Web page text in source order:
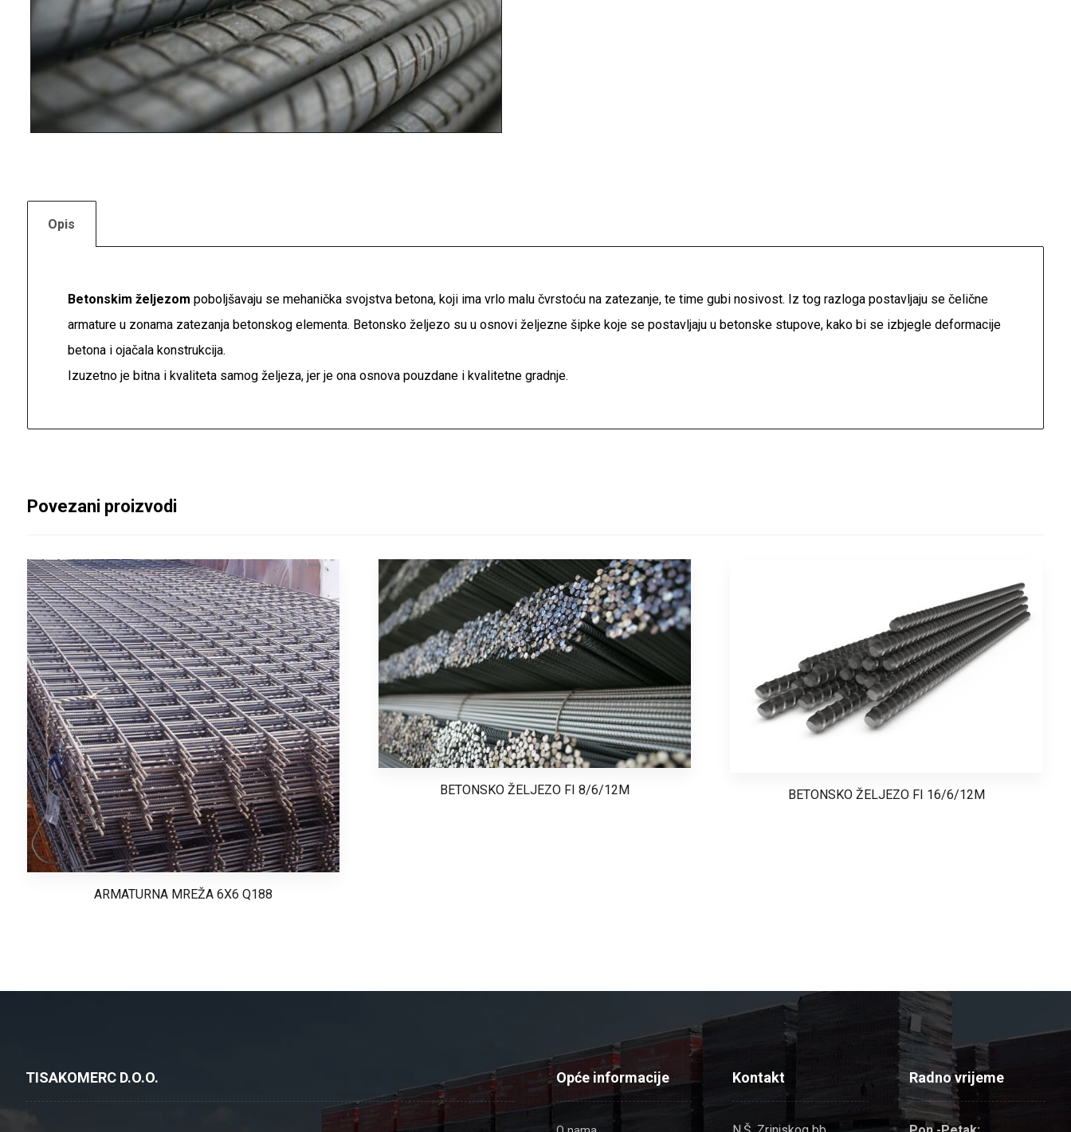
Opis
Betonskim željezom poboljšavaju se mehanička svojstva betona, koji ima vrlo malu čvrstoću na zatezanje, te time gubi nosivost. Iz tog razloga postavljaju se čelične
armature u zonama zatezanja betonskog elementa. Betonsko željezo su u osnovi željezne šipke koje se postavljaju u betonske stupove, kako bi se izbjegle deformacije
betona i ojačala konstrukcija.
Izuzetno je bitna i kvaliteta samog željeza, jer je ona osnova pouzdane i kvalitetne gradnje.
Povezani proizvodi
ARMATURNA MREŽA 6X6 Q188
BETONSKO ŽELJEZO FI 8/6/12M BETONSKO ŽELJEZO FI 16/6/12M
TISAKOMERC D.O.O. Opće informacije Kontakt Radno vrijeme